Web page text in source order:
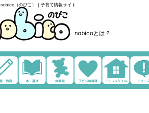
nobico（のびこ）｜子育て情報サイト
nobicoとは？